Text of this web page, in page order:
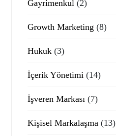
Gayrimenkul (2)
Growth Marketing (8)
Hukuk (3)
İçerik Yönetimi (14)
İşveren Markası (7)
Kişisel Markalaşma (13)